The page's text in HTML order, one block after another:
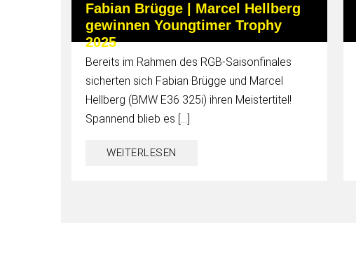
Fabian Brügge | Marcel Hellberg
gewinnen Youngtimer Trophy
2025
Bereits im Rahmen des RGB-Saisonfinales
sicherten sich Fabian Brügge und Marcel
Hellberg (BMW E36 325i) ihren Meistertitel!
Spannend blieb es […]
WEITERLESEN